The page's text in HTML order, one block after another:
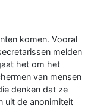
komen. Vooral
melden
het om het
van mensen
denken dat ze
uit de anonimiteit